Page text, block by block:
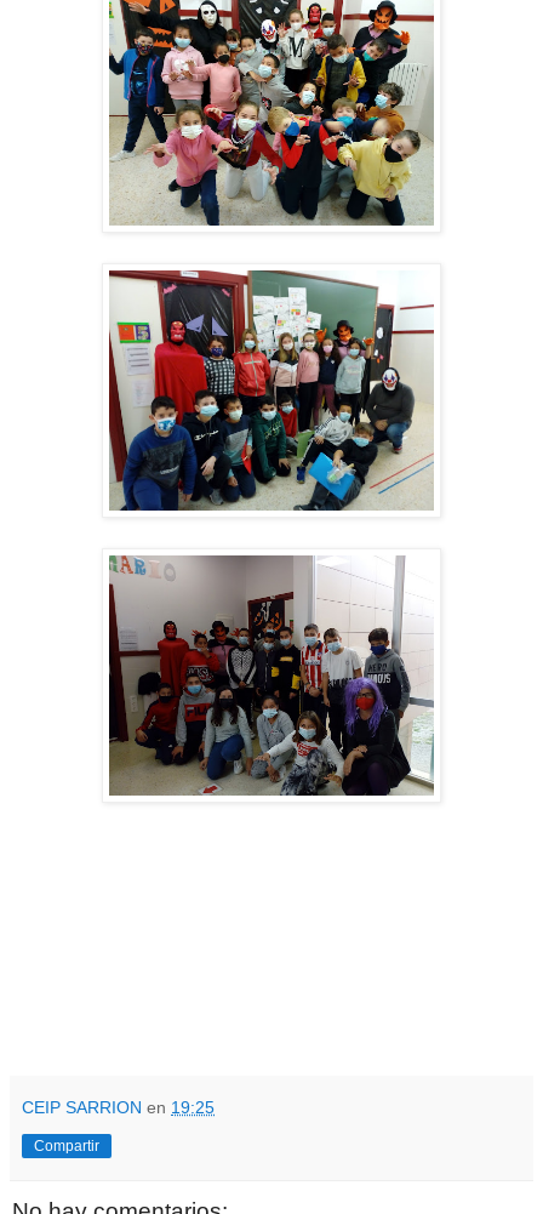
CEIP SARRION en 19:25
Compartir